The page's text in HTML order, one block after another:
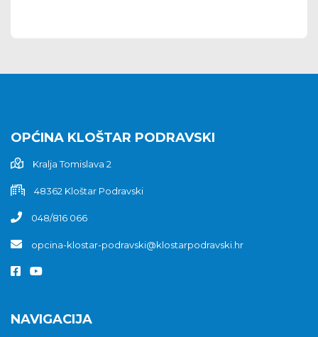
OPĆINA KLOŠTAR PODRAVSKI
Kralja Tomislava 2
48362 Kloštar Podravski
048/816 066
opcina-klostar-podravski@klostarpodravski.hr
NAVIGACIJA